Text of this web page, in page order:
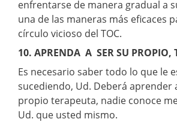
enfrentarse de manera gradual a
una de las maneras más eficaces
círculo vicioso del TOC.
10. APRENDA A SER SU PROPIO,
Es necesario saber todo lo que le
sucediendo, Ud. Deberá aprender
propio terapeuta, nadie conoce
Ud. que usted mismo.